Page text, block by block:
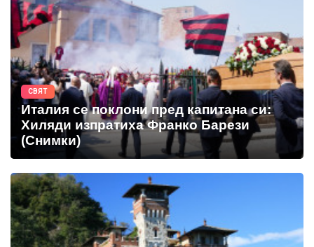
СВЯТ
Италия се поклони пред капитана си:
Хиляди изпратиха Франко Барези
(Снимки)